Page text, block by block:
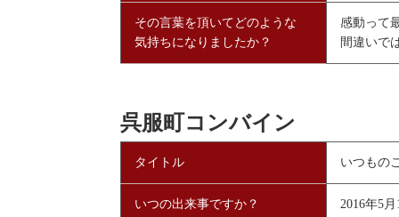
その言葉を頂いてどのような
気持ちになりましたか？
感動って
間違いで
呉服町コンバイン
タイトル いつもの
いつの出来事ですか？ 2016年5月